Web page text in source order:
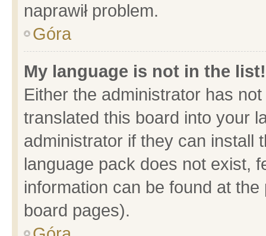
naprawił problem.
Góra
My language is not in the list!
Either the administrator has
translated this board into your
administrator if they can install
language pack does not exist,
information can be found at
board pages).